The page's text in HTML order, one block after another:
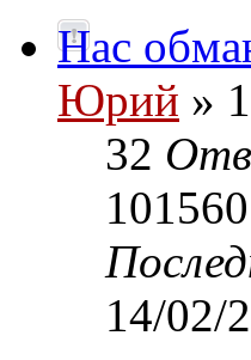
Нас
Юрий »
32
101560
14/02/